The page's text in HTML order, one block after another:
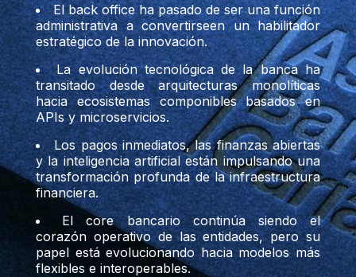
El back office ha pasado de ser una función
administrativa a convertirseen un habilitador
estratégico de la innovación.
La evolución tecnológica de la banca ha
transitado desde arquitecturas monolíticas
hacia ecosistemas componibles basados en
APIs y microservicios.
Los pagos inmediatos, las finanzas abiertas
y la inteligencia artificial están impulsando una
transformación profunda de la infraestructura
financiera.
El core bancario continúa siendo el
corazón operativo de las entidades, pero su
papel está evolucionando hacia modelos más
flexibles e interoperables.